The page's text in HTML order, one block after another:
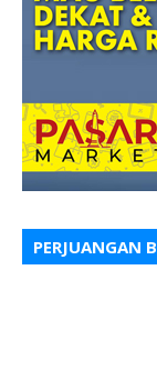
PERJUANGAN